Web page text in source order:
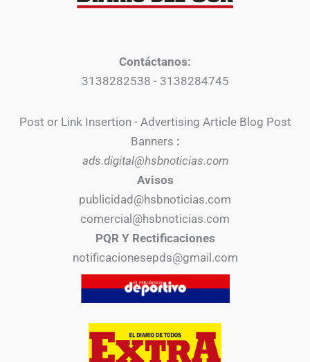
Contáctanos:
3138282538 - 3138284745
Post or Link Insertion - Advertising Article Blog Post
Banners :
ads.digital@hsbnoticias.com
Avisos
publicidad@hsbnoticias.com
comercial@hsbnoticias.com
PQR Y Rectificaciones
notificacionesepds@gmail.com